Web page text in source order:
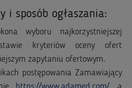
i sposób ogłaszania:
wyboru najkorzystniejszej
kryteriów oceny ofert
zapytaniu ofertowym.
postępowania Zamawiający